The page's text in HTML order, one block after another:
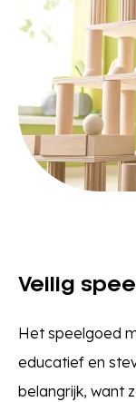
Veilig
Het speelgoed
educatief en
belangrijk, want